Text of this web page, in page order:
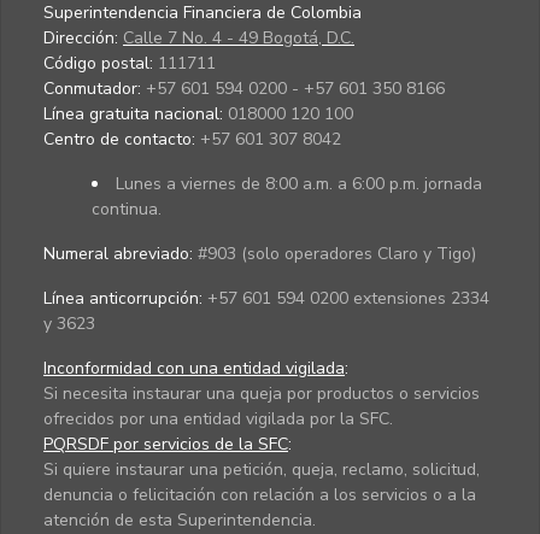
Superintendencia Financiera de Colombia
Dirección: Calle 7 No. 4 - 49 Bogotá, D.C.
Código postal: 111711
Conmutador: +57 601 594 0200 - +57 601 350 8166
Línea gratuita nacional: 018000 120 100
Centro de contacto: +57 601 307 8042
Lunes a viernes de 8:00 a.m. a 6:00 p.m. jornada
continua.
Numeral abreviado: #903 (solo operadores Claro y Tigo)
Línea anticorrupción: +57 601 594 0200 extensiones 2334
y 3623
Inconformidad con una entidad vigilada:
Si necesita instaurar una queja por productos o servicios
ofrecidos por una entidad vigilada por la SFC.
PQRSDF por servicios de la SFC:
Si quiere instaurar una petición, queja, reclamo, solicitud,
denuncia o felicitación con relación a los servicios o a la
atención de esta Superintendencia.